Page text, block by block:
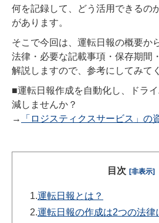
何を記録して、どう活用できるの
があります。
そこで今回は、運転日報の概要か
法律・必要な記載事項・保存期間
解説しますので、参考にしてみて
■運転日報作成を自動化し、ドラ
減しませんか？
→
「ロジスティクスサービス」の
目次 [非表示]
1.運転日報とは？
2.運転日報の作成は2つの法律